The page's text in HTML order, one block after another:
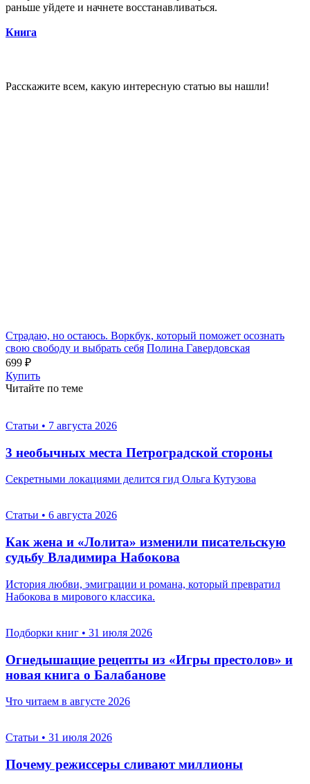
раньше уйдете и начнете восстанавливаться.
Книга
Расскажите всем, какую интересную статью вы нашли!
Страдаю, но остаюсь. Воркбук, который поможет осознать
свою свободу и выбрать себя Полина Гавердовская
699 ₽
Купить
Читайте по теме
Статьи • 7 августа 2026
3 необычных места Петроградской стороны
Секретными локациями делится гид Ольга Кутузова
Статьи • 6 августа 2026
Как жена и «Лолита» изменили писательскую
судьбу Владимира Набокова
История любви, эмиграции и романа, который превратил
Набокова в мирового классика.
Подборки книг • 31 июля 2026
Огнедышащие рецепты из «Игры престолов» и
новая книга о Балабанове
Что читаем в августе 2026
Статьи • 31 июля 2026
Почему режиссеры сливают миллионы